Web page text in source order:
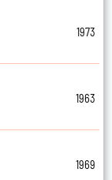
1973
1963
1969